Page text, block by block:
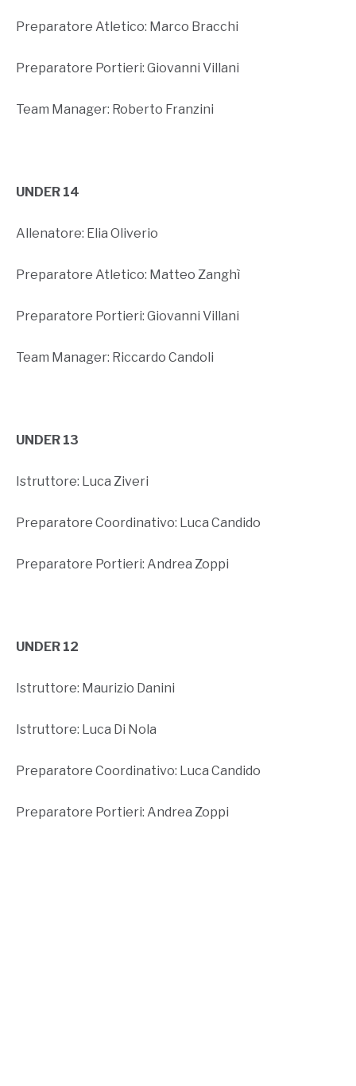
Preparatore Atletico: Marco Bracchi
Preparatore Portieri: Giovanni Villani
Team Manager: Roberto Franzini
UNDER 14
Allenatore: Elia Oliverio
Preparatore Atletico: Matteo Zanghì
Preparatore Portieri: Giovanni Villani
Team Manager: Riccardo Candoli
UNDER 13
Istruttore: Luca Ziveri
Preparatore Coordinativo: Luca Candido
Preparatore Portieri: Andrea Zoppi
UNDER 12
Istruttore: Maurizio Danini
Istruttore: Luca Di Nola
Preparatore Coordinativo: Luca Candido
Preparatore Portieri: Andrea Zoppi